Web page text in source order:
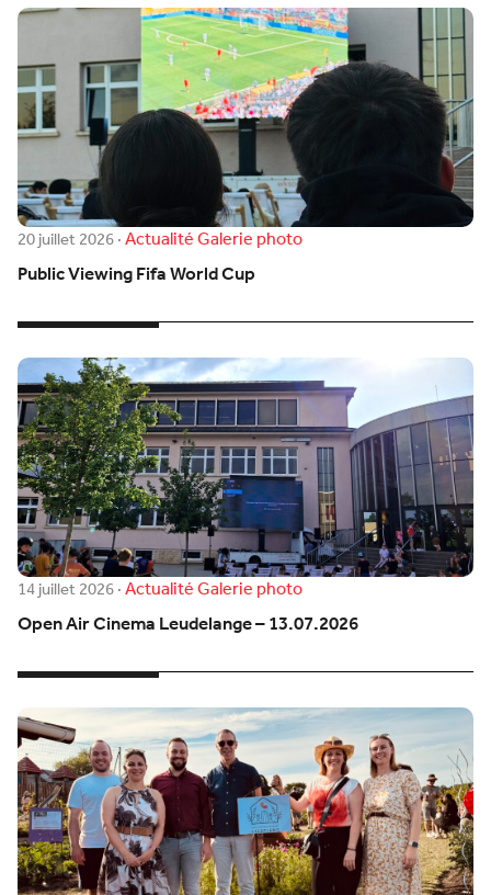
20 juillet 2026·ActualitéGalerie photo
Public Viewing Fifa World Cup
14 juillet 2026·ActualitéGalerie photo
Open Air Cinema Leudelange – 13.07.2026